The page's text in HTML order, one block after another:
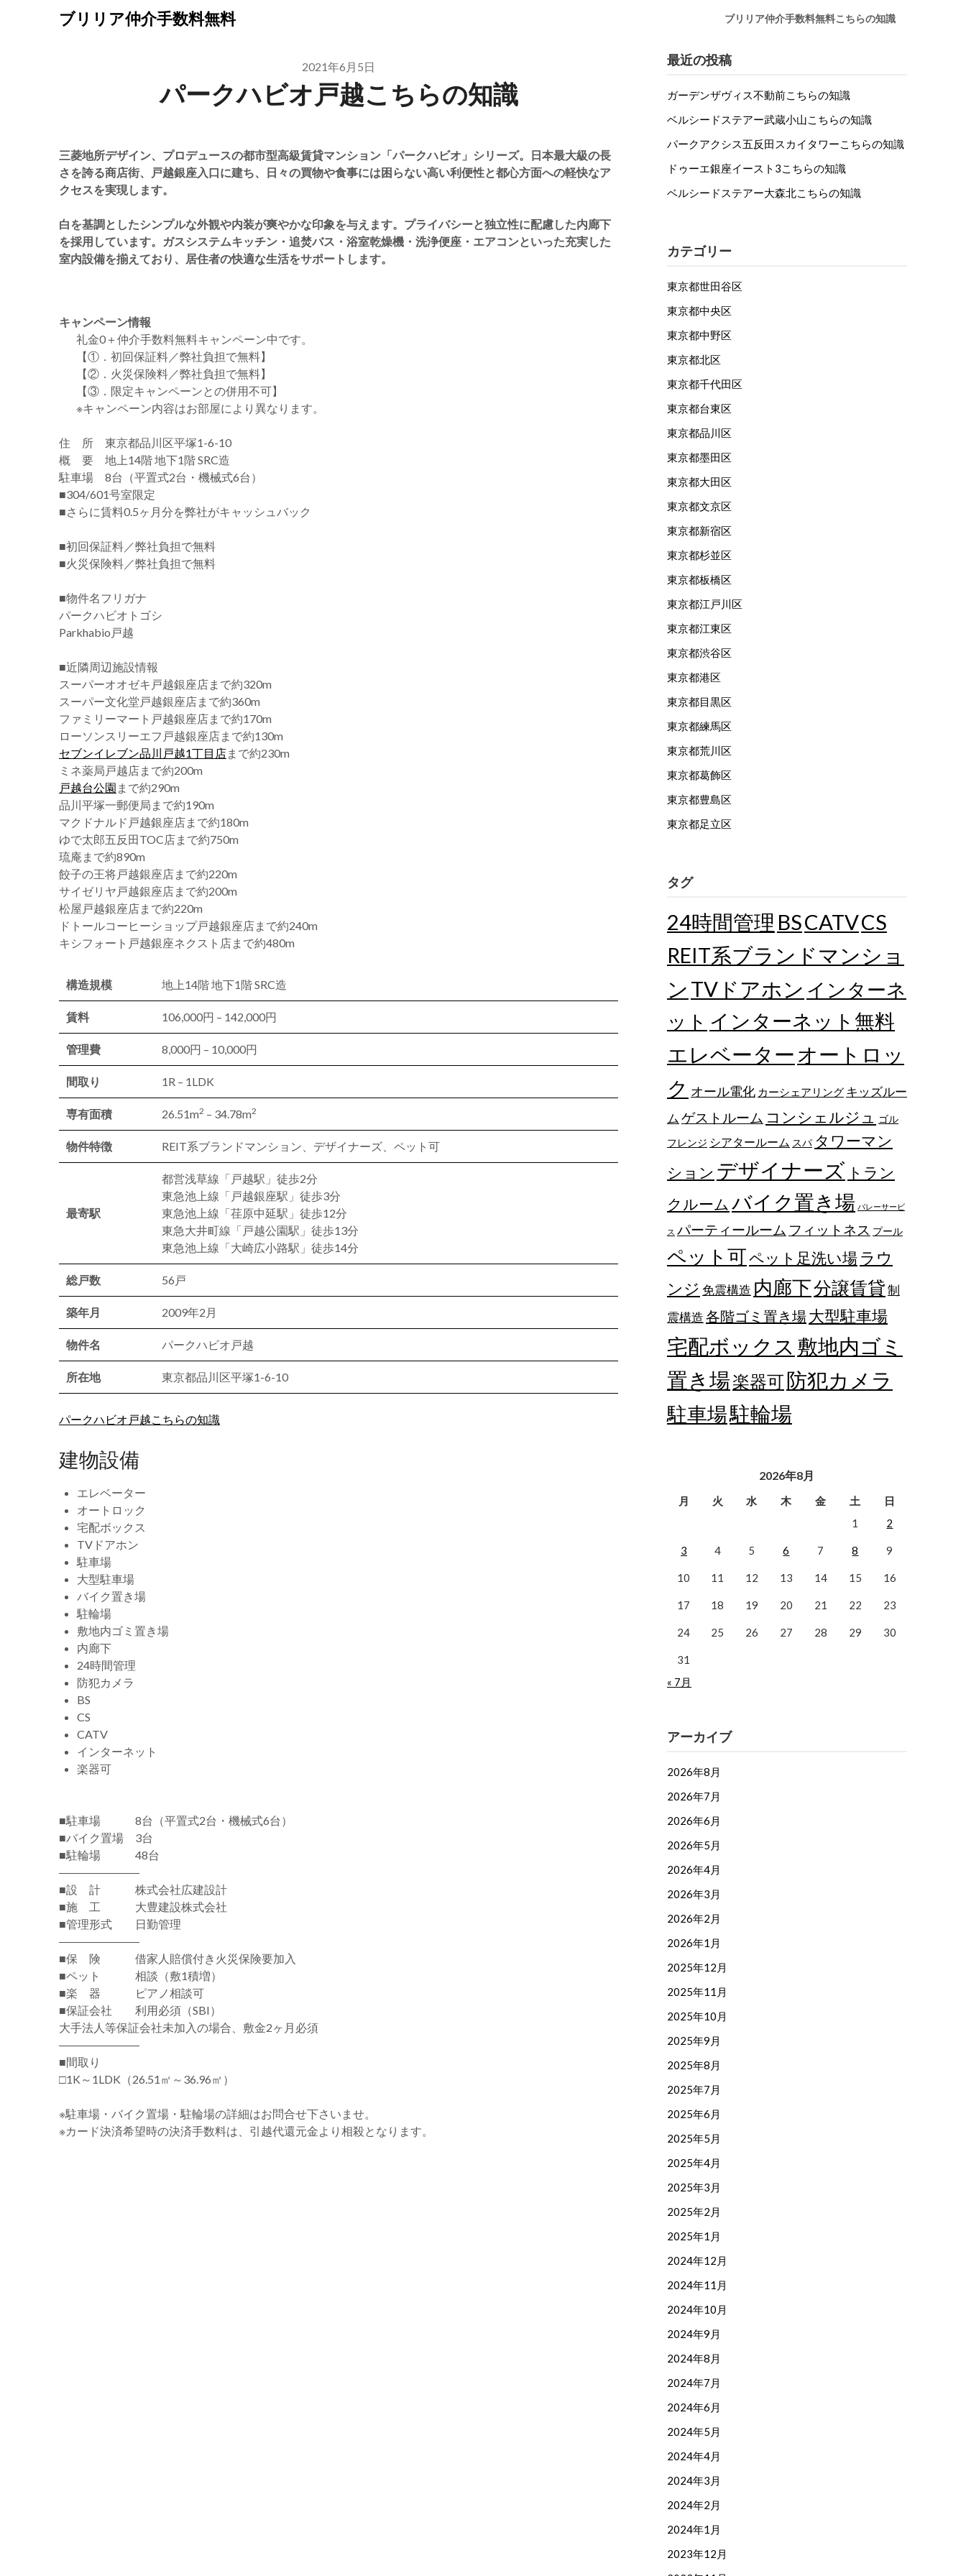
ブリリア仲介手数料無料 ブリリア仲介手数料無料こちらの知識
2021年6月5日
パークハビオ戸越こちらの知識
三菱地所デザイン、プロデュースの都市型高級賃貸マンション「パークハビオ」シリーズ。日本最大級の長
さを誇る商店街、戸越銀座入口に建ち、日々の買物や食事には困らない高い利便性と都心方面への軽快なア
クセスを実現します。
白を基調としたシンプルな外観や内装が爽やかな印象を与えます。プライバシーと独立性に配慮した内廊下
を採用しています。ガスシステムキッチン・追焚バス・浴室乾燥機・洗浄便座・エアコンといった充実した
室内設備を揃えており、居住者の快適な生活をサポートします。
キャンペーン情報
礼金0 ＋仲介手数料無料キャンペーン中です。
【①．初回保証料／弊社負担で無料】
【②．火災保険料／弊社負担で無料】
【③．限定キャンペーンとの併用不可】
※キャンペーン内容はお部屋により異なります。
住 所 東京都品川区平塚1-6-10
概 要 地上14階 地下1階 SRC造
駐車場 8台（平置式2台・機械式6台）
■304/601号室限定
■さらに賃料0.5ヶ月分を弊社がキャッシュバック
■初回保証料／弊社負担で無料
■火災保険料／弊社負担で無料
■物件名フリガナ
パークハビオトゴシ
Parkhabio戸越
■近隣周辺施設情報
スーパーオオゼキ戸越銀座店まで約320m
スーパー文化堂戸越銀座店まで約360m
ファミリーマート戸越銀座店まで約170m
ローソンスリーエフ戸越銀座店まで約130m
セブンイレブン品川戸越1丁目店まで約230m
ミネ薬局戸越店まで約200m
戸越台公園 まで約290m
品川平塚一郵便局まで約190m
マクドナルド戸越銀座店まで約180m
ゆで太郎五反田TOC店まで約750m
琉庵まで約890m
餃子の王将戸越銀座店まで約220m
サイゼリヤ戸越銀座店まで約200m
松屋戸越銀座店まで約220m
ドトールコーヒーショップ戸越銀座店まで約240m
キシフォート戸越銀座ネクスト店まで約480m
構造規模 地上14階 地下1階 SRC造
賃料 106,000円 – 142,000円
管理費 8,000円 – 10,000円
間取り 1R – 1LDK
専有面積 26.51m2 – 34.78m2
物件特徴 REIT系ブランドマンション、デザイナーズ、ペット可
最寄駅
都営浅草線「戸越駅」徒歩2分
東急池上線「戸越銀座駅」徒歩3分
東急池上線「荏原中延駅」徒歩12分
東急大井町線「戸越公園駅」徒歩13分
東急池上線「大崎広小路駅」徒歩14分
総戸数 56戸
築年月 2009年2月
物件名 パークハビオ戸越
所在地 東京都品川区平塚1-6-10
パークハビオ戸越こちらの知識
建物設備
エレベーター
オートロック
宅配ボックス
TVドアホン
駐車場
大型駐車場
バイク置き場
駐輪場
敷地内ゴミ置き場
内廊下
24時間管理
防犯カメラ
BS
CS
CATV
インターネット
楽器可
■駐車場 8台（平置式2台・機械式6台）
■バイク置場 3台
■駐輪場 48台
―――――――
■設 計 株式会社広建設計
■施 工 大豊建設株式会社
■管理形式 日勤管理
―――――――
■保 険 借家人賠償付き火災保険要加入
■ペット 相談（敷1積増）
■楽 器 ピアノ相談可
■保証会社 利用必須（SBI）
大手法人等保証会社未加入の場合、敷金2ヶ月必須
―――――――
■間取り
□1K～1LDK（26.51㎡～36.96㎡）
※駐車場・バイク置場・駐輪場の詳細はお問合せ下さいませ。
※カード決済希望時の決済手数料は、引越代還元金より相殺となります。
最近の投稿
ガーデンザヴィス不動前こちらの知識
ベルシードステアー武蔵小山こちらの知識
パークアクシス五反田スカイタワーこちらの知識
ドゥーエ銀座イースト3こちらの知識
ベルシードステアー大森北こちらの知識
カテゴリー
東京都世田谷区
東京都中央区
東京都中野区
東京都北区
東京都千代田区
東京都台東区
東京都品川区
東京都墨田区
東京都大田区
東京都文京区
東京都新宿区
東京都杉並区
東京都板橋区
東京都江戸川区
東京都江東区
東京都渋谷区
東京都港区
東京都目黒区
東京都練馬区
東京都荒川区
東京都葛飾区
東京都豊島区
東京都足立区
タグ
24時間管理 BSCATVCS
REIT系ブランドマンショ
ン TVドアホン インターネ
ット インターネット無料
エレベーター オートロッ
ク オール電化 カーシェアリング キッズルー
ム ゲストルーム コンシェルジュ
ゴル
フレンジ シアタールーム スパ タワーマン
ション デザイナーズ トラン
クルーム バイク置き場 バレーサービ
ス パーティールーム フィットネス プール
ペット可ペット足洗い場 ラウ
ンジ 免震構造 内廊下分譲賃貸制
震構造各階ゴミ置き場大型駐車場
宅配ボックス 敷地内ゴミ
置き場楽器可防犯カメラ
駐車場駐輪場
2026年8月
月 火 水 木 金 土
日
1
2
3 4 5 6 7 8 9
10 11 12 13 14 15 16
17 18 19 20 21 22 23
24 25 26 27 28 29 30
31
« 7月
アーカイブ
2026年8月
2026年7月
2026年6月
2026年5月
2026年4月
2026年3月
2026年2月
2026年1月
2025年12月
2025年11月
2025年10月
2025年9月
2025年8月
2025年7月
2025年6月
2025年5月
2025年4月
2025年3月
2025年2月
2025年1月
2024年12月
2024年11月
2024年10月
2024年9月
2024年8月
2024年7月
2024年6月
2024年5月
2024年4月
2024年3月
2024年2月
2024年1月
2023年12月